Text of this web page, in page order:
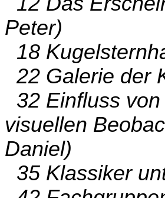
Peter)
18
22 Galerie der
32 Einfluss
visuellen
Daniel)
35 Klassiker